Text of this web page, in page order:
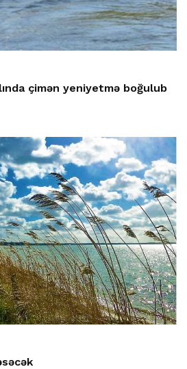
çimən yeniyetmə boğulub